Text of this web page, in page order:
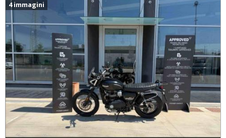
4 immagini